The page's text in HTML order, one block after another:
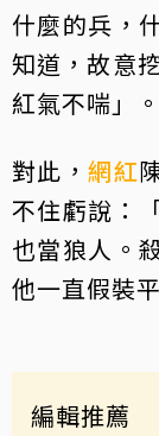
什麼的兵，
知道，故意
紅氣不喘」。
對此，網紅
不住虧說：
也當狼人。
他一直假裝平
編輯推薦